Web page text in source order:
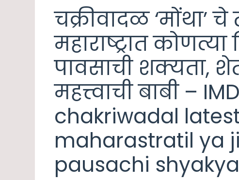
चक्रीवादळ ‘मोंथा’
महाराष्ट्रात
पावसाची शक्यता,
महत्त्वाची बाबी –
chakriwadal
maharastratil ya
pausachi